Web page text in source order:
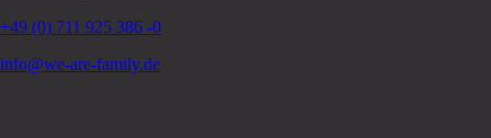
+49 (0) 711 925 386 -0
info@we-are-family.de